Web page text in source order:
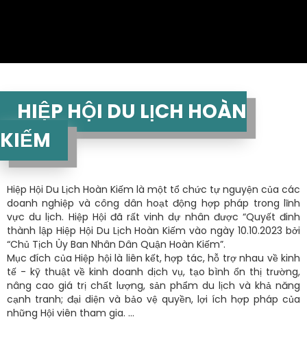
HIỆP HỘI DU LỊCH HOÀN
KIẾM
Hiệp Hội Du Lịch Hoàn Kiếm là một tổ chức tự nguyện của các
doanh nghiệp và công dân hoạt động hợp pháp trong lĩnh
vực du lịch. Hiệp Hội đã rất vinh dự nhân được “Quyết đinh
thành lập Hiệp Hội Du Lịch Hoàn Kiếm vào ngày 10.10.2023 bởi
“Chủ Tịch Ủy Ban Nhân Dân Quận Hoàn Kiếm”.
Mục đích của Hiệp hội là liên kết, hợp tác, hỗ trợ nhau về kinh
tế - kỹ thuật về kinh doanh dịch vụ, tạo bình ổn thị trường,
nâng cao giá trị chất lượng, sản phẩm du lịch và khả năng
cạnh tranh; đại diện và bảo vệ quyền, lợi ích hợp pháp của
những Hội viên tham gia. ...